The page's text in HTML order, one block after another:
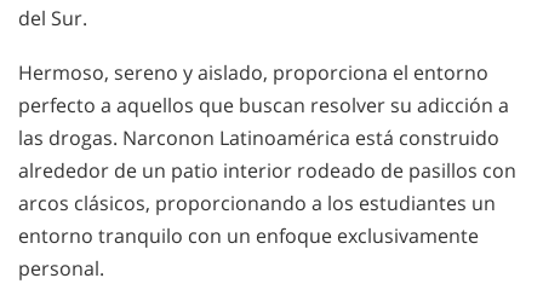
del Sur.
Hermoso, sereno y aislado, proporciona el entorno
perfecto a aquellos que buscan resolver su adicción a
las drogas. Narconon Latinoamérica está construido
alrededor de un patio interior rodeado de pasillos con
arcos clásicos, proporcionando a los estudiantes un
entorno tranquilo con un enfoque exclusivamente
personal.